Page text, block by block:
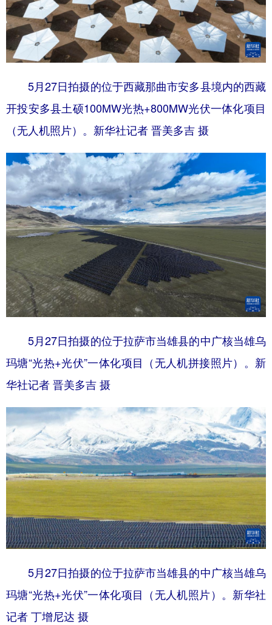
5月27日拍摄的位于西藏那曲市安多县境内的西藏
开投安多县土硕100MW光热+800MW光伏一体化项目
（无人机照片）。新华社记者 晋美多吉 摄
5月27日拍摄的位于拉萨市当雄县的中广核当雄乌
玛塘“光热+光伏”一体化项目（无人机拼接照片）。新
华社记者 晋美多吉 摄
5月27日拍摄的位于拉萨市当雄县的中广核当雄乌
玛塘“光热+光伏”一体化项目（无人机照片）。新华社
记者 丁增尼达 摄